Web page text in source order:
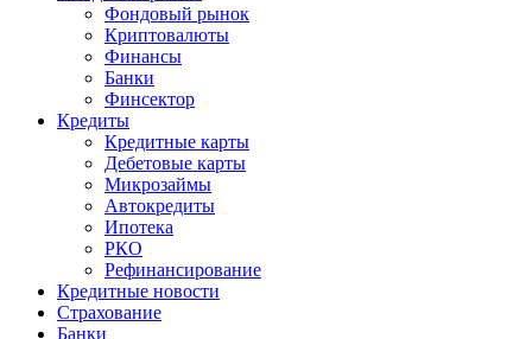
Фондовый рынок
Криптовалюты
Финансы
Банки
Финсектор
Кредиты
Кредитные карты
Дебетовые карты
Микрозаймы
Автокредиты
Ипотека
РКО
Рефинансирование
Кредитные новости
Страхование
Банки